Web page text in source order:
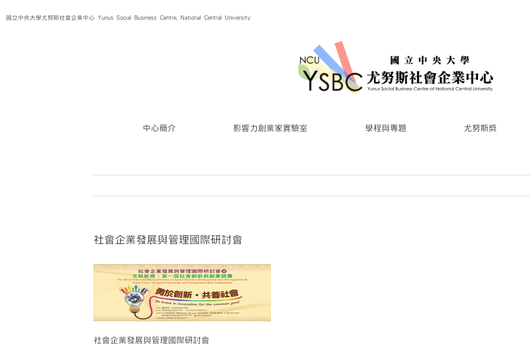
to國立中央大學尤努斯社會企業中心 Yunus Social Business Centre, National Central University
中心簡介 影響力創業家實驗室 學程與專題 尤努斯獎
社會企業發展與管理國際研討會
社會企業發展與管理國際研討會